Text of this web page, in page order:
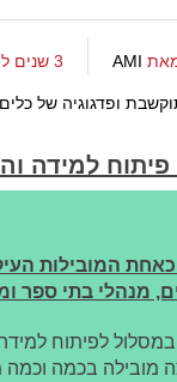
AMI 3 שנים לפני
ופדגוגיה של
פיתוח למידה
המובילות
מנהלי בתי ספר
לפיתוח
מובילה בכמה